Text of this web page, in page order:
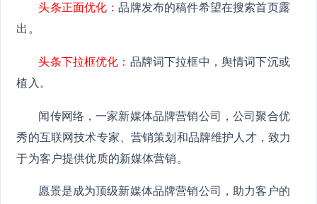
头条正面优化：品牌发布的稿件希望在搜索首页露
出。
头条下拉框优化： 品牌词下拉框中，舆情词下沉或
植入。
闻传网络，一家新媒体品牌营销公司，公司聚合优
秀的互联网技术专家、营销策划和品牌维护人才，致力
于为客户提供优质的新媒体营销。
愿景是成为顶级新媒体品牌营销公司，助力客户的